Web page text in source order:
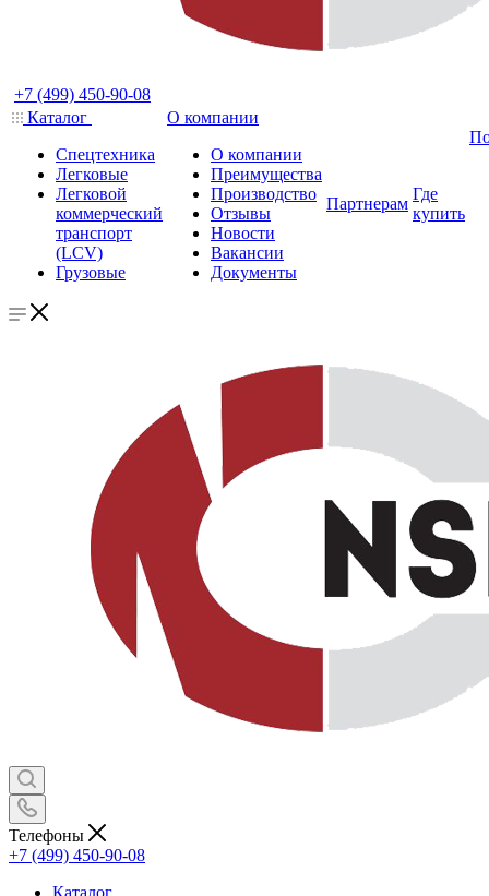
+7 (499) 450-90-08
Каталог
Спецтехника
Легковые
Легковой
коммерческий
транспорт
(LCV)
Грузовые
О компании
О компании
Преимущества
Производство
Отзывы
Новости
Вакансии
Документы
Партнерам
Где
купить
Телефоны
+7 (499) 450-90-08
Каталог